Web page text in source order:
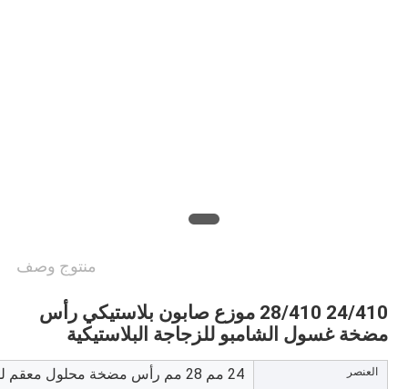
منتوج وصف
مضخة غسول الشامبو للزجاجة البلاستيكية
العنصر 24 مم 28 مم رأس مضخة محلول معقم للزجاجات